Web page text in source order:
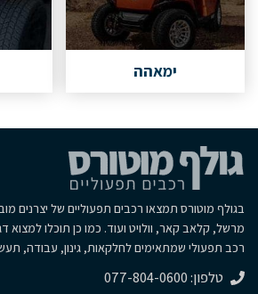
ימאהה
בגולף מוטורס תמצאו רכבים תפעוליים של יצרנים
מרשל, קלאב קאר, וולויט ועוד. כמו כן תוכלו למצוא
רכב תפעולי שמתאימים לחלקאות, גינון, עבודה,
טלפון: 077-804-0600